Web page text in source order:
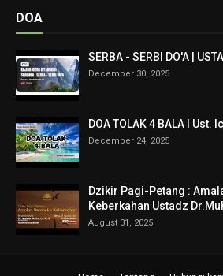
DOA
SERBA - SERBI DO'A |
December 30, 2025
December 24, 2025
Dzikir Pagi-Petang :
Keberkahan Ustadz
August 31, 2025